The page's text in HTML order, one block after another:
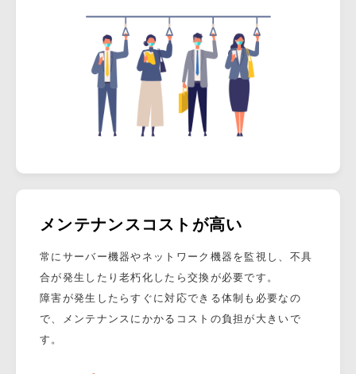
メンテナンスコストが高い
常にサーバー機器やネットワーク機器を監視し、不具
合が発生したり老朽化したら交換が必要です。
障害が発生したらすぐに対応できる体制も必要なの
で、メンテナンスにかかるコストの負担が大きいで
す。